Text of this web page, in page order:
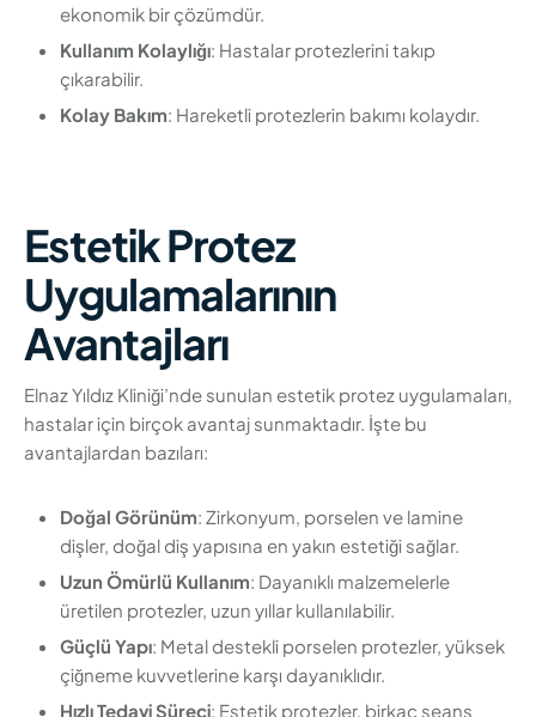
ekonomik bir çözümdür.
Kullanım Kolaylığı: Hastalar protezlerini takıp
çıkarabilir.
Kolay Bakım: Hareketli protezlerin bakımı kolaydır.
Estetik Protez
Uygulamalarının
Avantajları
Elnaz Yıldız Kliniği’nde sunulan estetik protez uygulamaları,
hastalar için birçok avantaj sunmaktadır. İşte bu
avantajlardan bazıları:
Doğal Görünüm: Zirkonyum, porselen ve lamine
dişler, doğal diş yapısına en yakın estetiği sağlar.
Uzun Ömürlü Kullanım: Dayanıklı malzemelerle
üretilen protezler, uzun yıllar kullanılabilir.
Güçlü Yapı: Metal destekli porselen protezler, yüksek
çiğneme kuvvetlerine karşı dayanıklıdır.
Hızlı Tedavi Süreci: Estetik protezler, birkaç seans